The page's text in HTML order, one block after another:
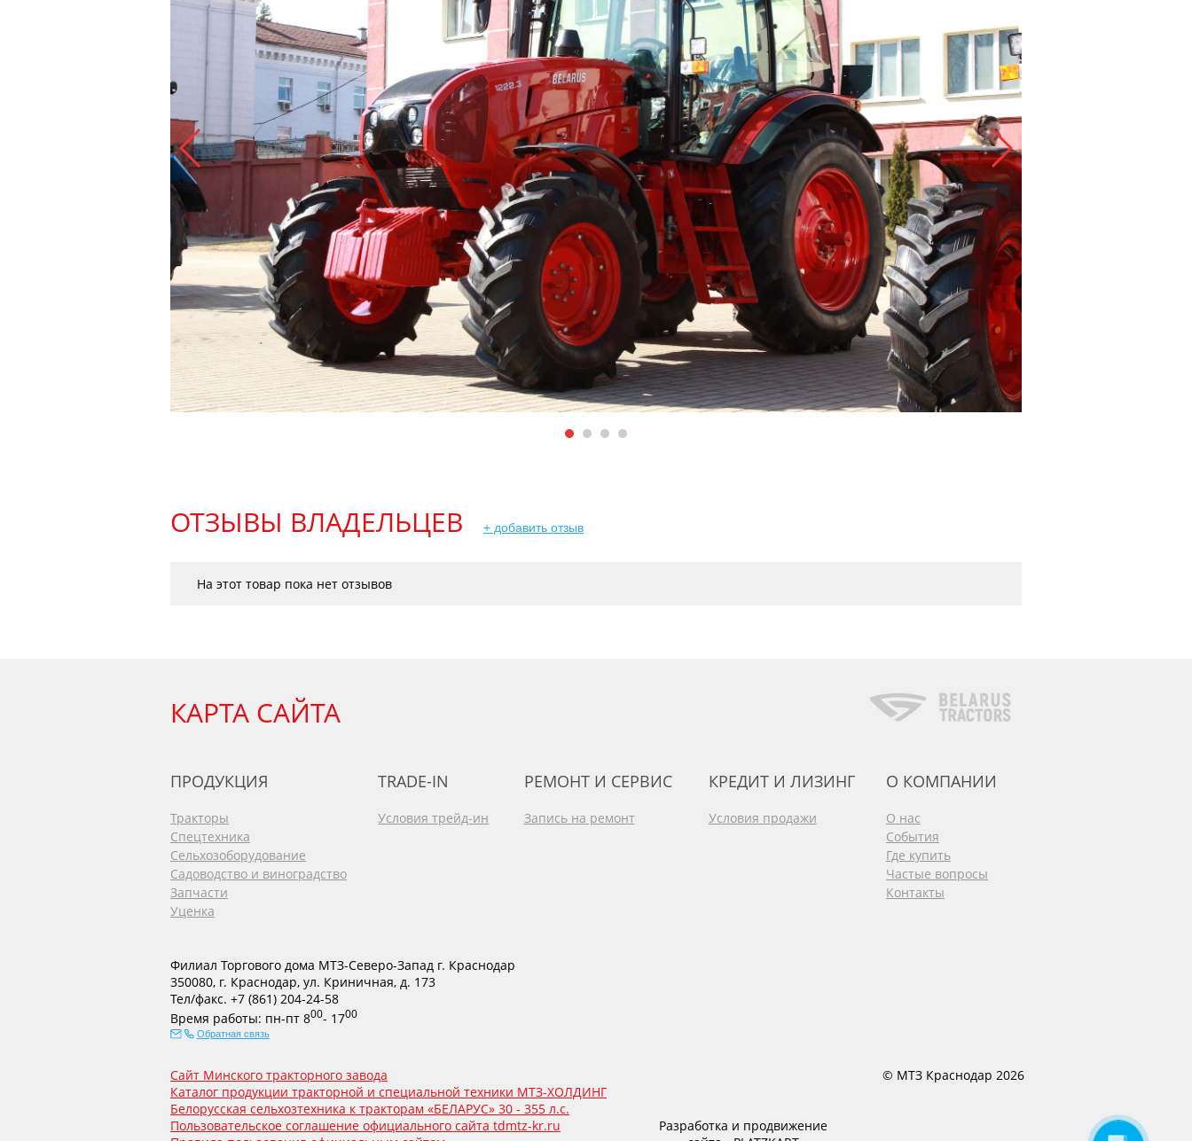
ОТЗЫВЫ ВЛАДЕЛЬЦЕВ + добавить отзыв
На этот товар пока нет отзывов
КАРТА САЙТА
ПРОДУКЦИЯ
Тракторы
Спецтехника
Сельхозоборудование
Садоводство и виноградство
Запчасти
Уценка
TRADE-IN
Условия трейд-ин
РЕМОНТ И СЕРВИС
Запись на ремонт
КРЕДИТ И ЛИЗИНГ
Условия продажи
О КОМПАНИИ
О нас
События
Где купить
Частые вопросы
Контакты
Филиал Торгового дома МТЗ-Северо-Запад г. Краснодар
350080, г. Краснодар, ул. Криничная, д. 173
Тел/факс. +7 (861) 204-24-58
Время работы: пн-пт 800- 1700
Обратная связь
Сайт Минского тракторного завода
Каталог продукции тракторной и специальной техники МТЗ-ХОЛДИНГ
Белорусская сельхозтехника к тракторам «БЕЛАРУС» 30 - 355 л.с.
Пользовательское соглашение официального сайта tdmtz-kr.ru
Разработка и продвижение
© МТЗ Краснодар 2026